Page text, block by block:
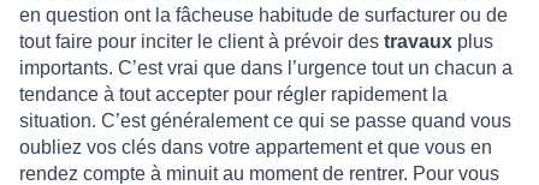
en question ont la fâcheuse habitude de surfacturer ou de
tout faire pour inciter le client à prévoir des travaux plus
importants. C’est vrai que dans l’urgence tout un chacun a
tendance à tout accepter pour régler rapidement la
situation. C’est généralement ce qui se passe quand vous
oubliez vos clés dans votre appartement et que vous en
rendez compte à minuit au moment de rentrer. Pour vous